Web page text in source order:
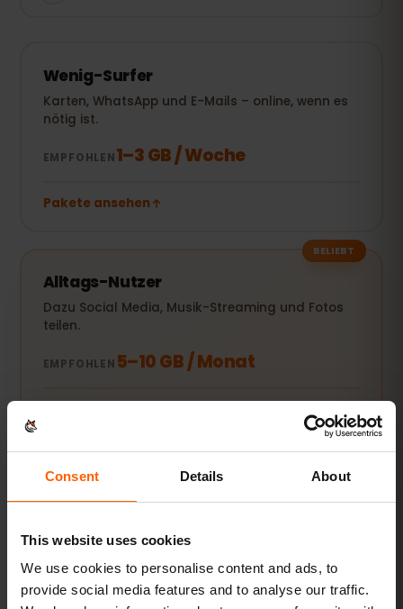
Consent Details About
This website uses cookies
We use cookies to personalise content and ads, to
provide social media features and to analyse our traffic.
Wenig-Surfer
Karten, WhatsApp und E-Mails – online, wenn es
nötig ist.
EMPFOHLEN1–3 GB / Woche
Pakete ansehen
BELIEBT
Alltags-Nutzer
Dazu Social Media, Musik-Streaming und Fotos
teilen.
EMPFOHLEN 5–10 GB / Monat
mitversorgen.
EMPFOHLEN20 GB+ oder Unlimited